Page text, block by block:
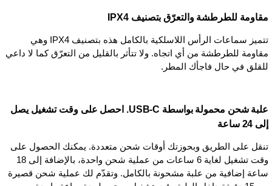
مقاومة للطرطشة والتعرّق بتصنيف IPX4
تتميز سماعات الرأس اللاسلكية بالكامل هذه بتصنيف IPX4 وهي
مقاومة للطرطشة من أي اتجاه. ولا تتأثر بالقليل من التعرّق كما لا داعي
للقلق في حال فاجأك المطر.
علبة شحن محمولة بواسطة USB-C. احصل على وقت تشغيل يصل
إلى 24 ساعة
تنقل على الطريق وبحوزتك أوقات شحن متعددة. يمكنك الحصول على
وقت تشغيل لغاية 6 ساعات من عملية شحن واحدة، بالإضافة إلى 18
ساعة إضافية من علبة مشحونة بالكامل. وتقدّم لك عملية شحن قصيرة